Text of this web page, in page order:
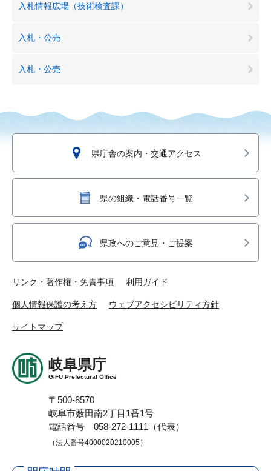
入札情報広場（技術検査課）
入札・公売
入札・公売
県庁舎の案内・交通アクセス
県の組織・電話番号一覧
県政へのご意見・ご提案
リンク・著作権・免責事項 利用ガイド
個人情報保護の考え方 ウェブアクセシビリティ方針
サイトマップ
岐阜県庁
GIFU Prefectural Office
〒500-8570
岐阜市薮田南2丁目1番1号
電話番号 058-272-1111（代表）
（法人番号4000020210005）